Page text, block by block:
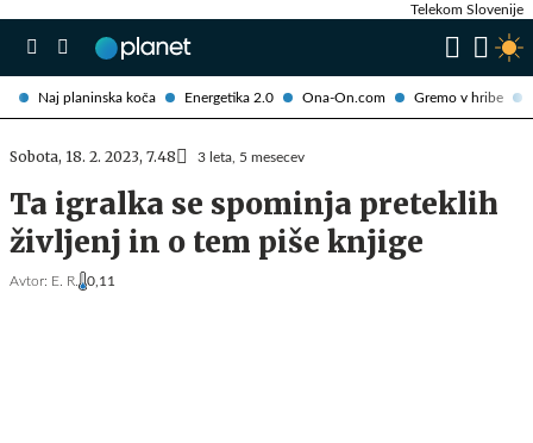
Naj planinska koča Energetika 2.0 Ona-On.com Gremo v hribe
Telekom Slovenije
Sobota, 18. 2. 2023, 7.48 3 leta, 5 mesecev
Ta igralka se spominja preteklih
življenj in o tem piše knjige
Avtor: E. R. 0,11